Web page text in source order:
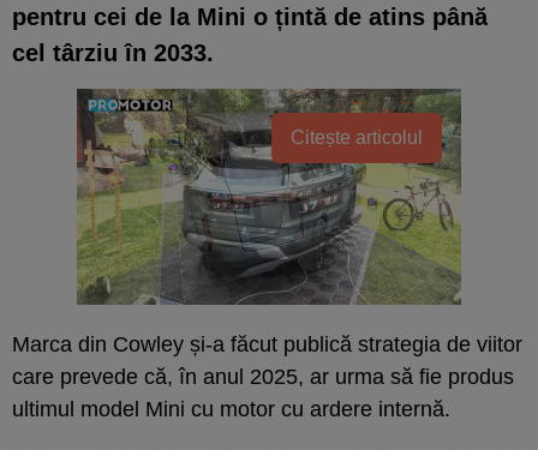
pentru cei de la Mini o țintă de atins până
cel târziu în 2033.
Citește articolul
Marca din Cowley și-a făcut publică strategia de viitor
care prevede că, în anul 2025, ar urma să fie produs
ultimul model Mini cu motor cu ardere internă.